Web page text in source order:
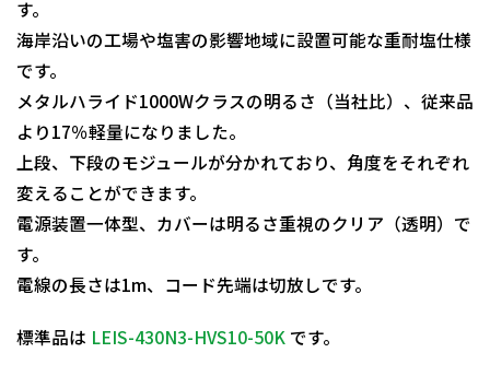
す。
海岸沿いの工場や塩害の影響地域に設置可能な重耐塩仕様
です。
メタルハライド1000Wクラスの明るさ（当社比）、従来品
より17％軽量になりました。
上段、下段のモジュールが分かれており、角度をそれぞれ
変えることができます。
電源装置一体型、カバーは明るさ重視のクリア（透明）で
す。
電線の長さは1m、コード先端は切放しです。
標準品は LEIS-430N3-HVS10-50K です。